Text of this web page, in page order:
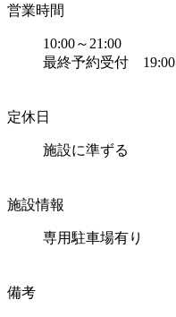
営業時間
10:00～21:00
最終予約受付 19:00
定休日
施設に準ずる
施設情報
専用駐車場有り
備考